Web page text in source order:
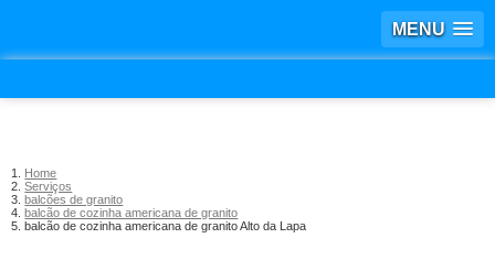
MENU
Home
Serviços
balcões de granito
balcão de cozinha americana de granito
balcão de cozinha americana de granito Alto da Lapa